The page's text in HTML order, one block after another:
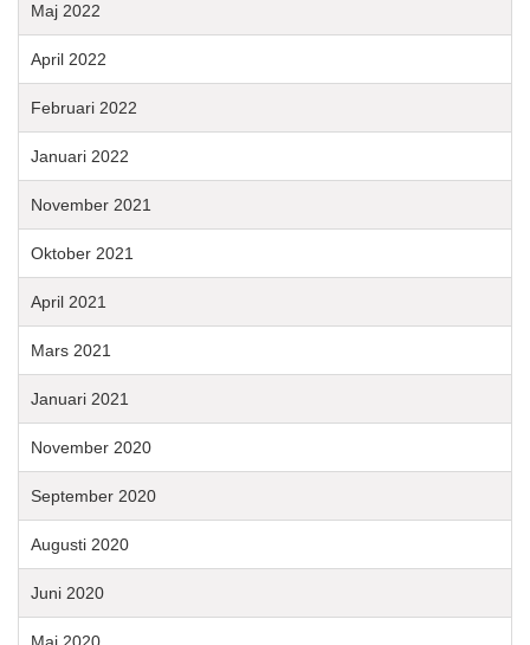
Maj 2022
April 2022
Februari 2022
Januari 2022
November 2021
Oktober 2021
April 2021
Mars 2021
Januari 2021
November 2020
September 2020
Augusti 2020
Juni 2020